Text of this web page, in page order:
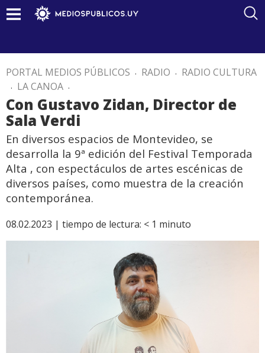
PORTAL MEDIOS PÚBLICOS . RADIO . RADIO CULTURA
. LA CANOA .
Con Gustavo Zidan, Director de
Sala Verdi
En diversos espacios de Montevideo, se
desarrolla la 9ª edición del Festival Temporada
Alta , con espectáculos de artes escénicas de
diversos países, como muestra de la creación
contemporánea.
08.02.2023 | tiempo de lectura: < 1 minuto